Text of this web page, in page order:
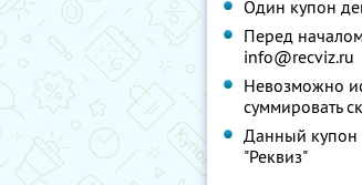
Один купон
Перед
info@recviz.ru
Невозможно
суммировать
Данный купон
"Реквиз"